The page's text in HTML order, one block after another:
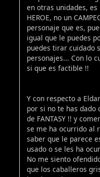
en otras unidades,
HEROE, no un
personaje que es,
igual que le puedes
puedes tirar cuidado
personajes... Con lo
si que es factible !!
Y con respecto a
por si no te has dado
de FANTASY !! y
se me ha ocurrido al
saber que le parece
usado o se les ha
No me siento
que los caballeros